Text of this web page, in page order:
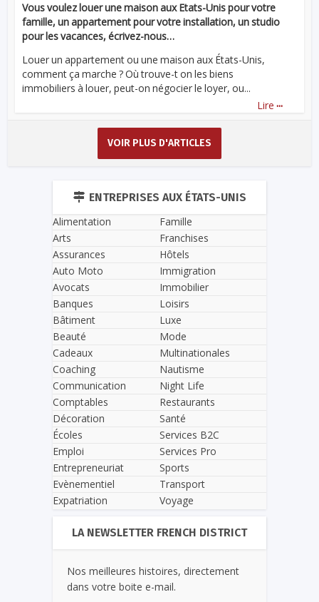
Vous voulez louer une maison aux Etats-Unis pour votre
famille, un appartement pour votre installation, un studio
pour les vacances, écrivez-nous…
Louer un appartement ou une maison aux États-Unis,
comment ça marche ? Où trouve-t on les biens
immobiliers à louer, peut-on négocier le loyer, ou...
Lire ...
VOIR PLUS D'ARTICLES
ENTREPRISES AUX ÉTATS-UNIS
Alimentation
Arts
Assurances
Auto Moto
Avocats
Banques
Bâtiment
Beauté
Cadeaux
Coaching
Communication
Comptables
Décoration
Écoles
Emploi
Entrepreneuriat
Evènementiel
Expatriation
Famille
Franchises
Hôtels
Immigration
Immobilier
Loisirs
Luxe
Mode
Multinationales
Nautisme
Night Life
Restaurants
Santé
Services B2C
Services Pro
Sports
Transport
Voyage
LA NEWSLETTER FRENCH DISTRICT
Nos meilleures histoires, directement
dans votre boite e-mail.